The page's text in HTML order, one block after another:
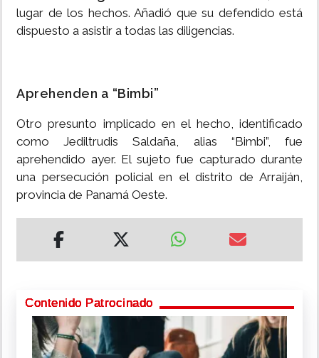
lugar de los hechos. Añadió que su defendido está
dispuesto a asistir a todas las diligencias.
Aprehenden a “Bimbi”
Otro presunto implicado en el hecho, identificado
como Jediltrudis Saldaña, alias “Bimbi”, fue
aprehendido ayer. El sujeto fue capturado durante
una persecución policial en el distrito de Arraiján,
provincia de Panamá Oeste.
Contenido Patrocinado